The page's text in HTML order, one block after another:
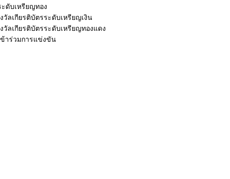
ะดับเหรียญทอง
ลเกียรติบัตรระดับเหรียญเงิน
ลเกียรติบัตรระดับเหรียญทองแดง
ข้าร่วมการแข่งขัน